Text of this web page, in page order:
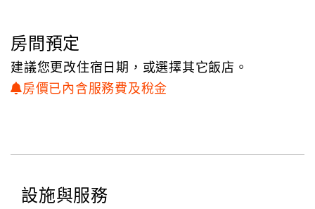
地
圖
顧
顧
客
房間預定
建議您更改住宿日期，或選擇其它飯店。
房價已內含服務費及稅金
設施與服務